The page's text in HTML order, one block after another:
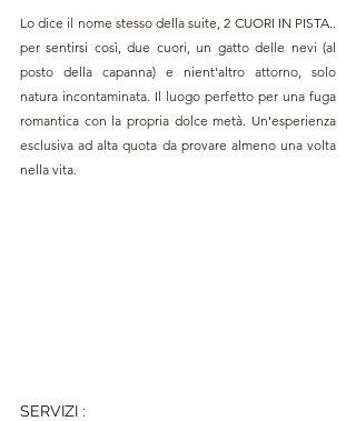
Lo dice il nome stesso della suite, 2 CUORI IN PISTA..
per sentirsi così, due cuori, un gatto delle nevi (al
posto della capanna) e nient'altro attorno, solo
natura incontaminata. Il luogo perfetto per una fuga
romantica con la propria dolce metà. Un'esperienza
esclusiva ad alta quota da provare almeno una volta
nella vita.
SERVIZI :